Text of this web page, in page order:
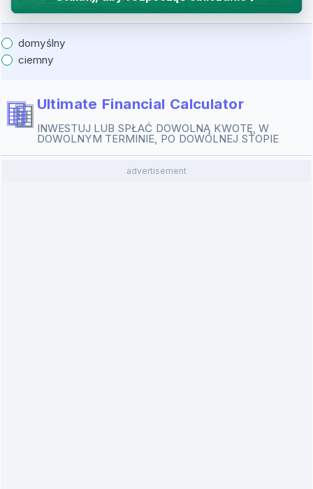
domyślny
ciemny
Ultimate Financial Calculator
INWESTUJ LUB SPŁAĆ DOWOLNĄ KWOTĘ, W
DOWOLNYM TERMINIE, PO DOWOLNEJ STOPIE
advertisement